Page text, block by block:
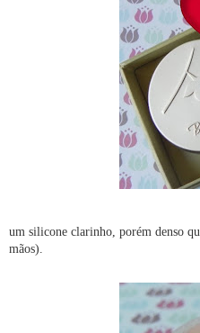
um silicone clarinho, porém denso
mãos).